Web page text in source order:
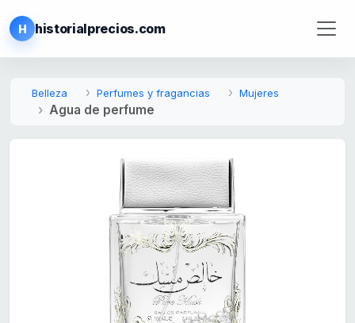
H historialprecios.com
Belleza Perfumes y fragancias Mujeres
Agua de perfume